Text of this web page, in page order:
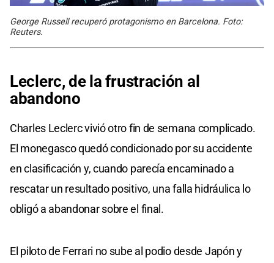
George Russell recuperó protagonismo en Barcelona. Foto:
Reuters.
Leclerc, de la frustración al
abandono
Charles Leclerc vivió otro fin de semana complicado.
El monegasco quedó condicionado por su accidente
en clasificación y, cuando parecía encaminado a
rescatar un resultado positivo, una falla hidráulica lo
obligó a abandonar sobre el final.
El piloto de Ferrari no sube al podio desde Japón y